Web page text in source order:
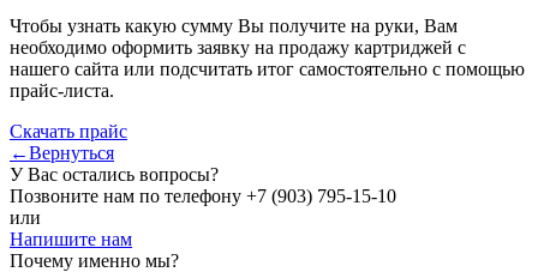
Чтобы узнать какую сумму Вы получите на руки, Вам
необходимо оформить заявку на продажу картриджей с
нашего сайта или подсчитать итог самостоятельно с помощью
прайс-листа.
Скачать прайс
←Вернуться
У Вас остались вопросы?
Позвоните нам по телефону +7 (903) 795-15-10
или
Напишите нам
Почему именно мы?